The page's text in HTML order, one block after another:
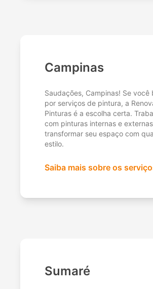
Campinas
Saudações, Campinas! Se você
por serviços de pintura, a
Pinturas é a escolha certa.
com pinturas internas e
transformar seu espaço com
estilo.
Saiba mais sobre os
Sumaré